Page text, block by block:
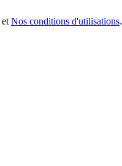
et Nos conditions d'utilisations.